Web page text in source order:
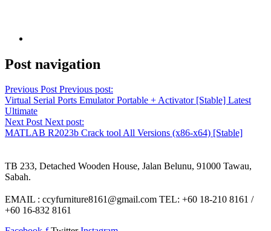
Post navigation
Previous Post Previous post:
Virtual Serial Ports Emulator Portable + Activator [Stable] Latest
Ultimate
Next Post Next post:
MATLAB R2023b Crack tool All Versions (x86-x64) [Stable]
TB 233, Detached Wooden House, Jalan Belunu, 91000 Tawau,
Sabah.
EMAIL : ccyfurniture8161@gmail.com TEL: +60 18-210 8161 /
+60 16-832 8161